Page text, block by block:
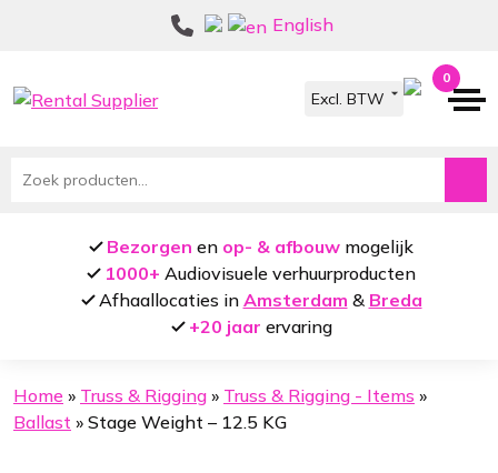
navigatie
inhoud
English
0
Zoeken
Bezorgen en op- & afbouw mogelijk
1000+ Audiovisuele verhuurproducten
Afhaallocaties in Amsterdam & Breda
+20 jaar ervaring
Home » Truss & Rigging » Truss & Rigging - Items »
Ballast » Stage Weight – 12.5 KG